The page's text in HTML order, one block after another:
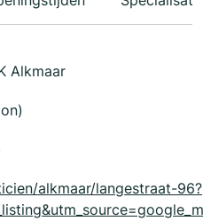
Alkmaar
alkmaar/langestraat-96?